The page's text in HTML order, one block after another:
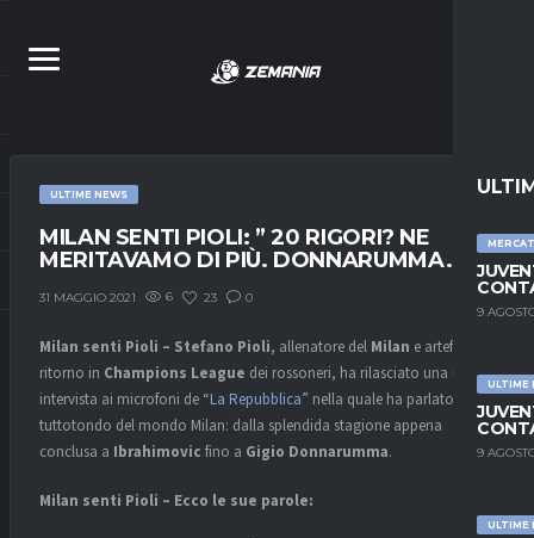
9
ULTIME
9
ULTIME
ULTIME NEWS
MILAN SENTI PIOLI: ” 20 RIGORI? NE
MERITAVAMO DI PIÙ. DONNARUMMA…”
31 MAGGIO 2021 6 23 0
Milan senti Pioli – Stefano Pioli, allenatore del Milan e artefice del
ritorno in Champions League dei rossoneri, ha rilasciato una lunga
intervista ai microfoni de “La Repubblica” nella quale ha parlato a
tuttotondo del mondo Milan: dalla splendida stagione appena
conclusa a Ibrahimovic fino a Gigio Donnarumma.
Milan senti Pioli – Ecco le sue parole: